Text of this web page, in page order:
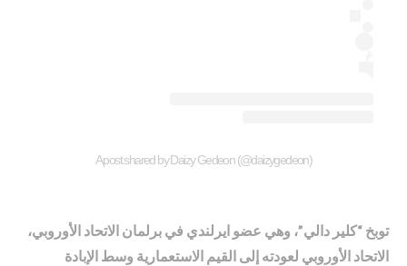
A post shared by Daizy Gedeon (@daizygedeon)
توبخ “كلير دالي”، وهي عضو ايرلندي في برلمان الاتحاد الأوروبي،
الاتحاد الأوروبي لعودته إلى القيم الاستعمارية وسط الإبادة